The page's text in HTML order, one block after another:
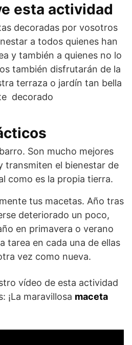
esta actividad
decoradas por vosotros
a todos quienes han
y también a quienes no lo
también disfrutarán de la
terraza o jardín tan bella
decorado
Son mucho mejores
transmiten el bienestar de
como es la propia tierra.
tus macetas. Año tras
deteriorado un poco,
en primavera o verano
tarea en cada una de ellas
vez como nueva.
vídeo de esta actividad
¡La maravillosa maceta